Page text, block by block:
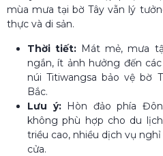
mùa mưa tại bờ Tây vẫn lý
thực và di sản.
Thời tiết: Mát mẻ, mưa
ngắn, ít ảnh hưởng đến
núi Titiwangsa bảo vệ bờ
Bắc.
Lưu ý:Hòn đảo phía
không phù hợp cho du
triều cao, nhiều dịch vụ
cửa.